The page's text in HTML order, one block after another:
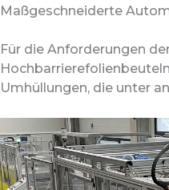
Maßgeschneiderte
Für die Anforderungen
Umhüllungen, die unter